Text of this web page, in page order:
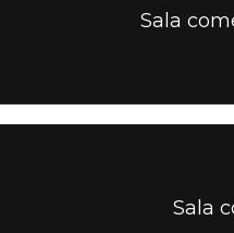
Sala
Sala